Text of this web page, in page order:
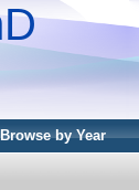
Browse by Year